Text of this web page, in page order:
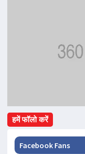
हमें फॉलो करें
Facebook Fans